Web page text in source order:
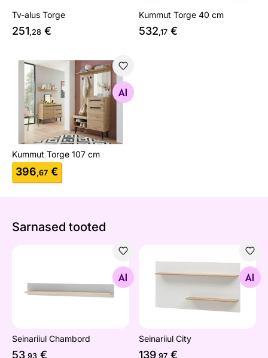
Tv-alus Torge
251,28 €
Kummut Torge 40 cm
532,17 €
Kummut Torge 107 cm
Otsi sarnaseid
Kummut Torge 107 cm
396,67 €
Sarnased tooted
Seinariiul Chambord
53,93 €
Seinariiul City
Otsi sarnaseid
Seinariiul City
139,97 €